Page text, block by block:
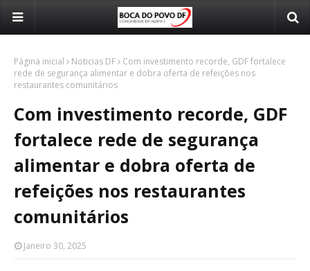
Página inicial Noticias DF
Com investimento recorde, GDF fortalece
rede de segurança alimentar e dobra oferta de refeições nos
restaurantes comunitários
Com investimento recorde, GDF
fortalece rede de segurança
alimentar e dobra oferta de
refeições nos restaurantes
comunitários
Janeiro 30, 2025